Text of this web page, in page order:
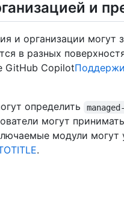
и
и организации могут
в разных
GitHub Copilot
определить
могут
модули могут
.